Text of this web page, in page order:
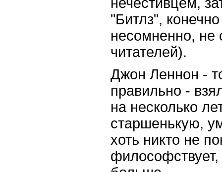
"Битлз",
несомненно, не
читателей).
Джон Леннон -
правильно -
на несколько
старшенькую,
хоть никто не